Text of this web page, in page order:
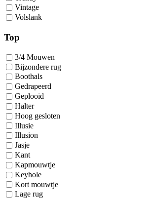
Vintage
Volslank
Top
3/4 Mouwen
Bijzondere rug
Boothals
Gedrapeerd
Geplooid
Halter
Hoog gesloten
Illusie
Illusion
Jasje
Kant
Kapmouwtje
Keyhole
Kort mouwtje
Lage rug